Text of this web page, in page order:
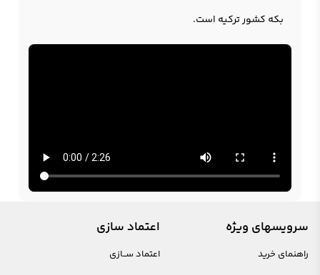
بکه کشور ترکیه است.
سرویسهای ویژه
راهنمای خرید
اعتماد سازی
اعتماد ســازی